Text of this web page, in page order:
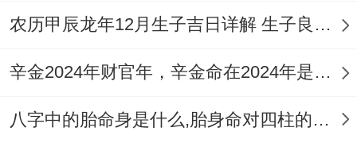
吉时:申时（15-17点）建议在此区间完成核
动土避冲煞：施工方位须避开岁破及三煞
方；否则易引家宅不宁；实际施工中亦需避
农历甲辰龙年12月生子吉日详解 生子良辰的影响因素
辛金2024年财官年，辛金命在2024年是财官年还是财印年
八字中的胎命身是什么,胎身命对四柱的影响